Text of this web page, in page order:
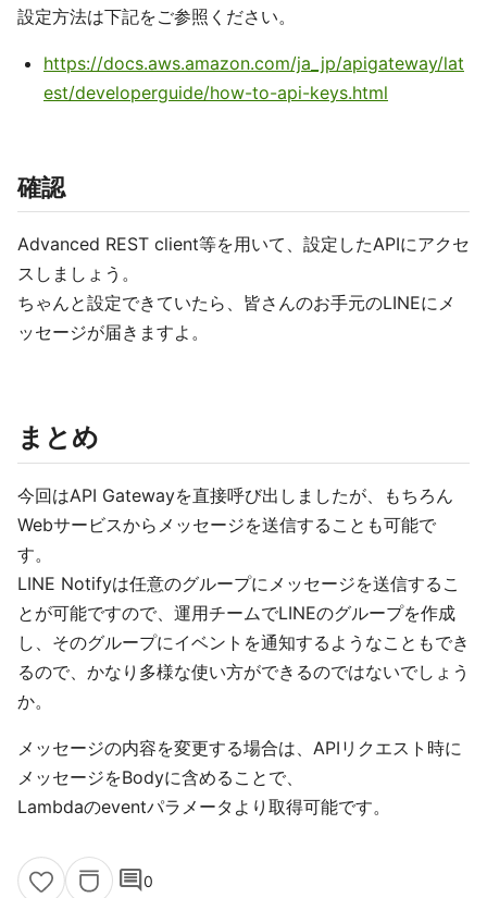
設定方法は下記をご参照ください。
https://docs.aws.amazon.com/ja_jp/apigateway/lat
est/developerguide/how-to-api-keys.html
確認
Advanced REST client等を用いて、設定したAPIにアクセ
スしましょう。
ちゃんと設定できていたら、皆さんのお手元のLINEにメ
ッセージが届きますよ。
まとめ
今回はAPI Gatewayを直接呼び出しましたが、もちろん
Webサービスからメッセージを送信することも可能で
す。
LINE Notifyは任意のグループにメッセージを送信するこ
とが可能ですので、運用チームでLINEのグループを作成
し、そのグループにイベントを通知するようなこともでき
るので、かなり多様な使い方ができるのではないでしょう
か。
メッセージの内容を変更する場合は、APIリクエスト時に
メッセージをBodyに含めることで、
Lambdaのeventパラメータより取得可能です。
comment0